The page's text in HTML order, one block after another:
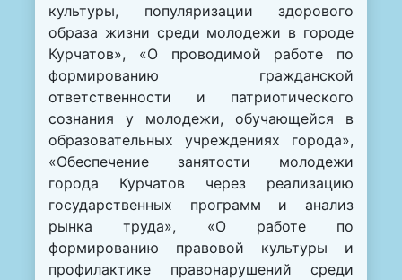
культуры, популяризации здорового
образа жизни среди молодежи в городе
Курчатов», «О проводимой работе по
формированию гражданской
ответственности и патриотического
сознания у молодежи, обучающейся в
образовательных учреждениях города»,
«Обеспечение занятости молодежи
города Курчатов через реализацию
государственных программ и анализ
рынка труда», «О работе по
формированию правовой культуры и
профилактике правонарушений среди